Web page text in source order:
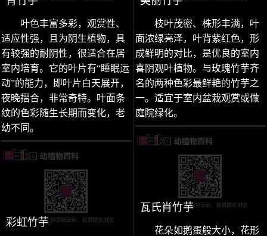
叶色丰富多彩，观赏性、
适应性强，且为阴生植物，具
有较强的耐阴性，很适合在居
室内培育。它的叶片有“睡眠运
动”的能力，即叶片白天展开，
夜晚摺合，非常奇特。叶面条
纹的色彩随生长期而变化，老
幼不同。
彩虹竹芋
枝叶茂密、株形丰满，叶
面浓绿亮泽，叶背紫红色，形
成鲜明的对比，是优良的室内
喜阴观叶植物。与玫瑰竹芋齐
名的两种色彩最鲜艳的竹芋之
一。适宜于室内盆栽观赏或做
庭院绿化。
瓦氏肖竹芋
花朵如鹅蛋般大小，花形